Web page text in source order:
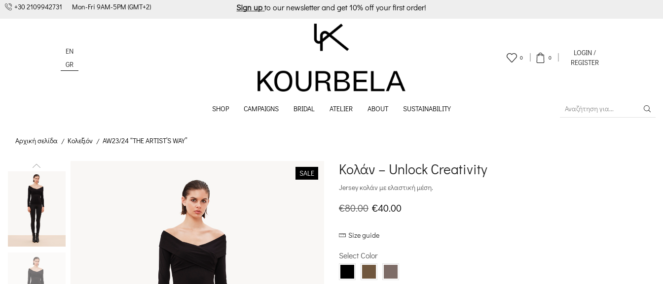
+30 2109942731 Mon-Fri 9AM-5PM (GMT+2) Sign up to our newsletter and get 10% off your first order!
EN
GR
0 0
LOGIN /
REGISTER
SHOP CAMPAIGNS BRIDAL ATELIER ABOUT SUSTAINABILITY
SEARCH
Αρχική σελίδα / Κολεξιόν / AW23/24 “THE ARTIST’S WAY”
SALE Κολάν – Unlock Creativity
Jersey κολάν με ελαστική μέση.
€80.00 Original
was:
€80.00.
€40.00
Size guide
Select Color